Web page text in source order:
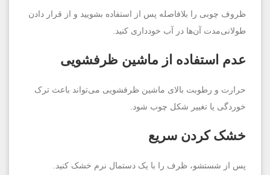
ظروف چوبی را بلافاصله پس از استفاده بشویید و از قرار دادن
طولانی‌مدت آن‌ها در آب خودداری کنید.
عدم استفاده از ماشین ظرفشویی
حرارت و رطوبت بالای ماشین ظرفشویی می‌تواند باعث ترک
خوردگی یا تغییر شکل چوب شود.
خشک کردن سریع
پس از شستشو، ظرف را با یک دستمال نرم خشک کنید.